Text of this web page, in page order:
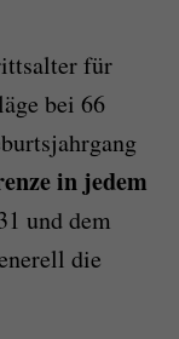
für
bei 66
in jedem
und dem
die